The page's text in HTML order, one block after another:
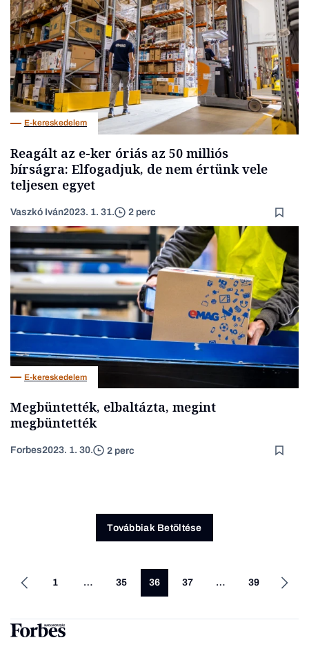
E-kereskedelem
Reagált az e-ker óriás az 50 milliós
bírságra: Elfogadjuk, de nem értünk vele
teljesen egyet
Vaszkó Iván2023. 1. 31. 2 perc
E-kereskedelem
Megbüntették, elbaltázta, megint
megbüntették
Forbes2023. 1. 30. 2 perc
Továbbiak Betöltése
1 … 35 36 37 … 39